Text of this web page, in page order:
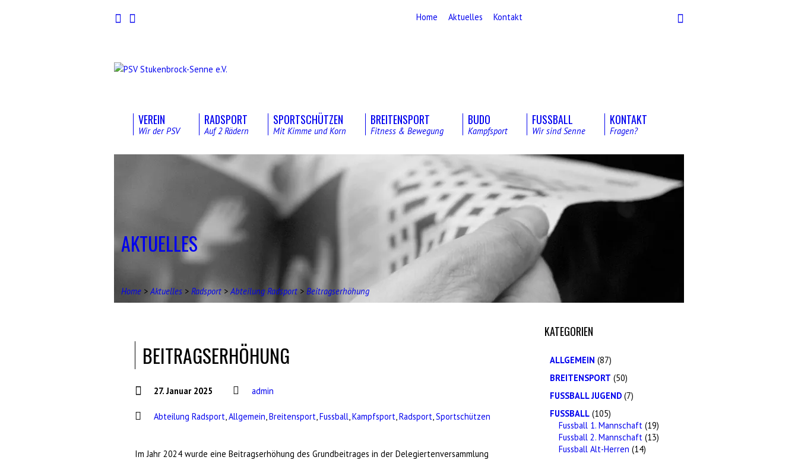
Home Aktuelles Kontakt
VEREIN
Wir der PSV
RADSPORT
Auf 2 Rädern
SPORTSCHÜTZEN
Mit Kimme und Korn
BREITENSPORT
Fitness & Bewegung
BUDO
Kampfsport
FUSSBALL
Wir sind Senne
KONTAKT
Fragen?
AKTUELLES
Home >Aktuelles > Radsport >Abteilung Radsport > Beitragserhöhung
BEITRAGSERHÖHUNG
27. Januar 2025 admin
Abteilung Radsport,Allgemein,Breitensport,Fussball,Kampfsport,Radsport,Sportschützen
Im Jahr 2024 wurde eine Beitragserhöhung des Grundbeitrages in der Delegiertenversammlung
KATEGORIEN
ALLGEMEIN (87)
BREITENSPORT (50)
FUSSBALL JUGEND
(7)
FUSSBALL (105)
Fussball 1. Mannschaft (19)
Fussball 2. Mannschaft (13)
Fussball Alt-Herren (14)